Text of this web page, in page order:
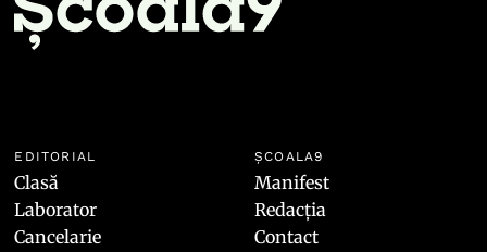
EDITORIAL
Clasă
Laborator
Cancelarie
ȘCOALA9
Manifest
Redacția
Contact